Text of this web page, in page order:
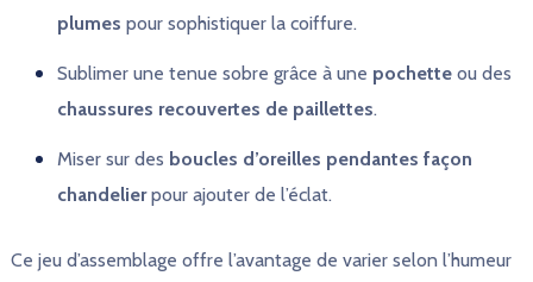
plumes pour sophistiquer la coiffure.
Sublimer une tenue sobre grâce à une pochetteou des
chaussures recouvertes de paillettes.
Miser sur des boucles d’oreilles pendantes façon
chandelierpour ajouter de l’éclat.
Ce jeu d’assemblage offre l’avantage de varier selon l’humeur